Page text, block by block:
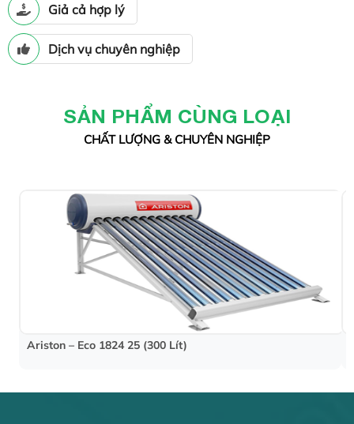
Giả cả hợp lý
Dịch vụ chuyên nghiệp
SẢN PHẨM CÙNG LOẠI
CHẤT LƯỢNG & CHUYÊN NGHIỆP
Ariston – Eco 1824 25 (300 Lít)